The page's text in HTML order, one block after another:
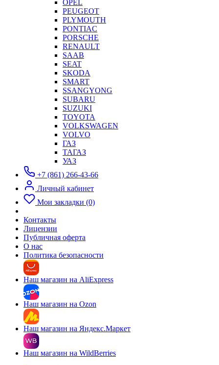
OPEL
PEUGEOT
PLYMOUTH
PONTIAC
PORSCHE
RENAULT
SAAB
SEAT
SKODA
SMART
SSANGYONG
SUBARU
SUZUKI
TOYOTA
VOLKSWAGEN
VOLVO
ГАЗ
ТАГАЗ
УАЗ
+7 (861) 266-43-66
Личный кабинет
Мои закладки (0)
Контакты
Лицензии
Публичная оферта
О нас
Политика безопасности
Наш магазин на AliExpress
Наш магазин на Ozon
Наш магазин на Яндекс.Маркет
Наш магазин на WildBerries